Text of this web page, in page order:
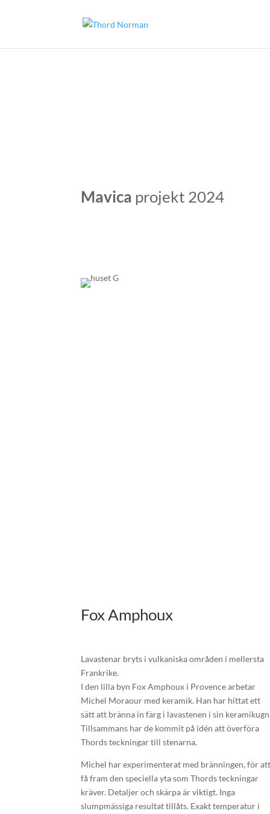
Mavica projekt 2024
Fox Amphoux
Lavastenar bryts i vulkaniska områden i mellersta
Frankrike.
I den lilla byn Fox Amphoux i Provence arbetar
Michel Moraour med keramik. Han har hittat ett
sätt att bränna in färg i lavastenen i sin
Tillsammans har de kommit på idén att överföra
Thords teckningar till stenarna.
Michel har experimenterat med bränningen, för
få fram den speciella yta som Thords teckningar
kräver. Detaljer och skärpa är viktigt. Inga
slumpmässiga resultat tillåts. Exakt temperatur i